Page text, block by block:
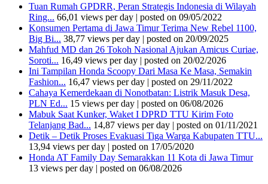
Tuan Rumah GPDRR, Peran Strategis Indonesia di Wilayah
Ring... 66,01 views per day | posted on 09/05/2022
Konsumen Pertama di Jawa Timur Terima New Rebel 1100,
Big Bi... 38,77 views per day | posted on 20/09/2025
Mahfud MD dan 26 Tokoh Nasional Ajukan Amicus Curiae,
Soroti... 16,49 views per day | posted on 20/02/2026
Ini Tampilan Honda Scoopy Dari Masa Ke Masa, Semakin
Fashion... 16,47 views per day | posted on 29/11/2022
Cahaya Kemerdekaan di Nonotbatan: Listrik Masuk Desa,
PLN Ed... 15 views per day | posted on 06/08/2026
Mabuk Saat Kunker, Waket I DPRD TTU Kirim Foto
Telanjang Bad... 14,87 views per day | posted on 01/11/2021
Detik – Detik Proses Evakuasi Tiga Warga Kabupaten TTU...
13,94 views per day | posted on 17/05/2020
Honda AT Family Day Semarakkan 11 Kota di Jawa Timur
13 views per day | posted on 06/08/2026